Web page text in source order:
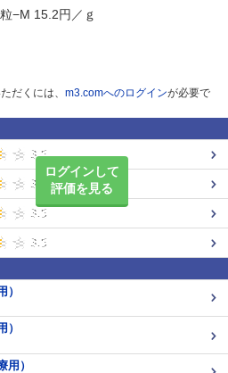
−M 15.2円／ｇ
だくには、 m3.comへのログインが必要で
ログインして
評価を見る
）